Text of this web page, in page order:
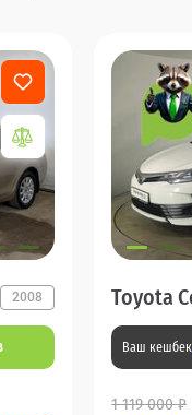
2008 Toyota
Ваш кешбек
1 119 000 ₽